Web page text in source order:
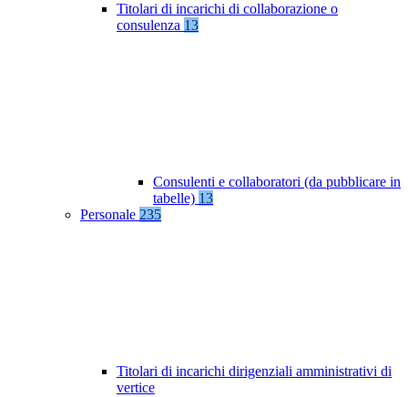
Titolari di incarichi di collaborazione o
consulenza 13
Consulenti e collaboratori (da pubblicare in
tabelle) 13
Personale 235
Titolari di incarichi dirigenziali amministrativi di
vertice